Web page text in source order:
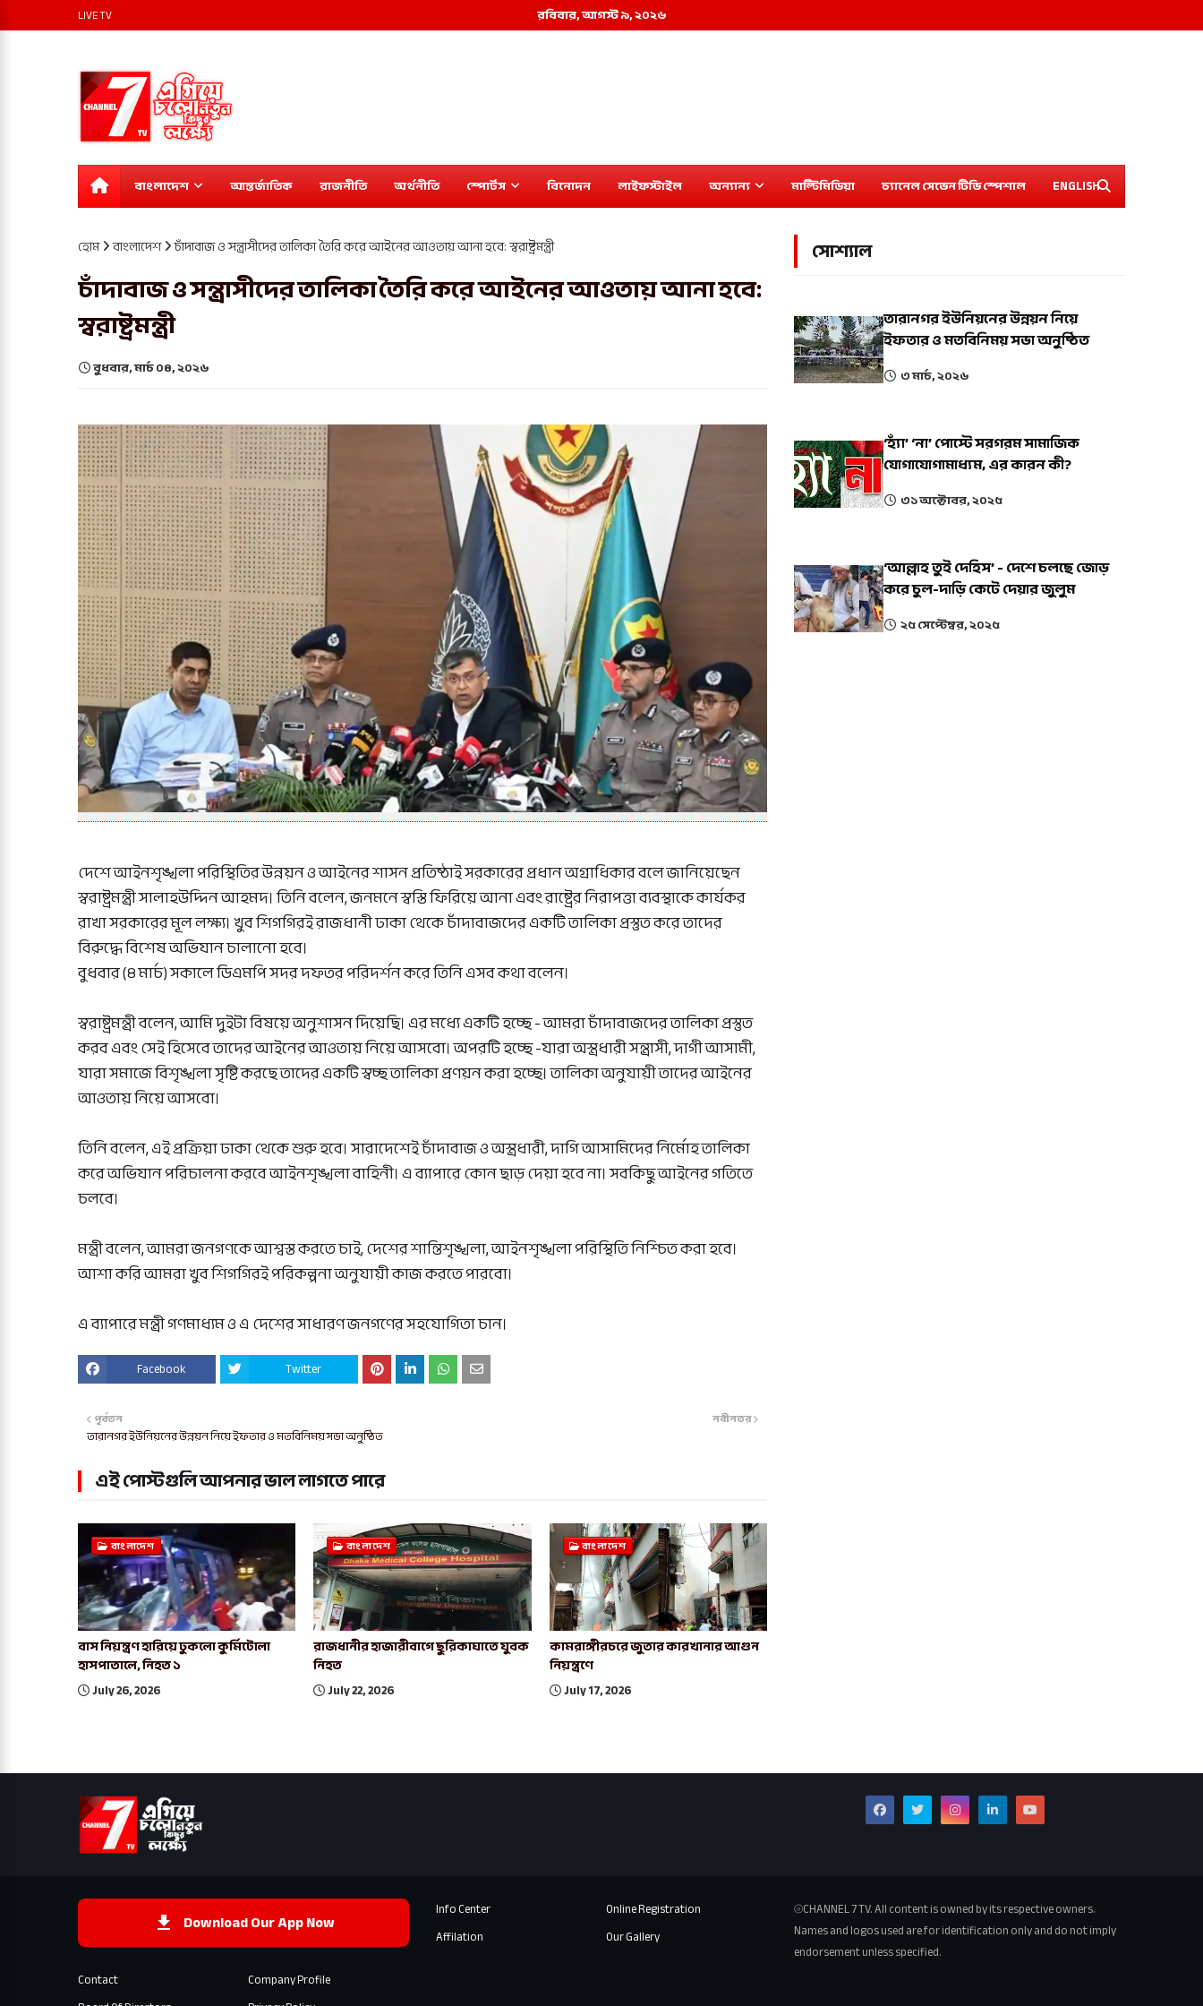
রবিবার, আগস্ট ৯, ২০২৬
LIVE TV
বাংলাদেশ আন্তর্জাতিক রাজনীতি অর্থনীতি স্পোর্টস বিনোদন লাইফস্টাইল অন্যান্য মাল্টিমিডিয়া চ্যানেল সেভেন টিভি স্পেশাল ENGLISH
হোম বাংলাদেশ চাঁদাবাজ ও সন্ত্রাসীদের তালিকা তৈরি করে আইনের আওতায় আনা হবে: স্বরাষ্ট্রমন্ত্রী
চাঁদাবাজ ও সন্ত্রাসীদের তালিকা তৈরি করে আইনের আওতায় আনা হবে:
স্বরাষ্ট্রমন্ত্রী
বুধবার, মার্চ ০৪, ২০২৬
দেশে আইনশৃঙ্খলা পরিস্থিতির উন্নয়ন ও আইনের শাসন প্রতিষ্ঠাই সরকারের প্রধান অগ্রাধিকার বলে জানিয়েছেন
স্বরাষ্ট্রমন্ত্রী সালাহউদ্দিন আহমদ। তিনি বলেন, জনমনে স্বস্তি ফিরিয়ে আনা এবং রাষ্ট্রের নিরাপত্তা ব্যবস্থাকে কার্যকর
রাখা সরকারের মূল লক্ষ্য। খুব শিগগিরই রাজধানী ঢাকা থেকে চাঁদাবাজদের একটি তালিকা প্রস্তুত করে তাদের
বিরুদ্ধে বিশেষ অভিযান চালানো হবে।
বুধবার (৪ মার্চ) সকালে ডিএমপি সদর দফতর পরিদর্শন করে তিনি এসব কথা বলেন।
স্বরাষ্ট্রমন্ত্রী বলেন, আমি দুইটা বিষয়ে অনুশাসন দিয়েছি। এর মধ্যে একটি হচ্ছে - আমরা চাঁদাবাজদের তালিকা প্রস্তুত
করব এবং সেই হিসেবে তাদের আইনের আওতায় নিয়ে আসবো। অপরটি হচ্ছে -যারা অস্ত্রধারী সন্ত্রাসী, দাগী আসামী,
যারা সমাজে বিশৃঙ্খলা সৃষ্টি করছে তাদের একটি স্বচ্ছ তালিকা প্রণয়ন করা হচ্ছে। তালিকা অনুযায়ী তাদের আইনের
আওতায় নিয়ে আসবো।
তিনি বলেন, এই প্রক্রিয়া ঢাকা থেকে শুরু হবে। সারাদেশেই চাঁদাবাজ ও অস্ত্রধারী, দাগি আসামিদের নির্মোহ তালিকা
করে অভিযান পরিচালনা করবে আইনশৃঙ্খলা বাহিনী। এ ব্যাপারে কোন ছাড় দেয়া হবে না। সবকিছু আইনের গতিতে
চলবে।
মন্ত্রী বলেন, আমরা জনগণকে আশ্বস্ত করতে চাই, দেশের শান্তিশৃঙ্খলা, আইনশৃঙ্খলা পরিস্থিতি নিশ্চিত করা হবে।
আশা করি আমরা খুব শিগগিরই পরিকল্পনা অনুযায়ী কাজ করতে পারবো।
এ ব্যাপারে মন্ত্রী গণমাধ্যম ও এ দেশের সাধারণ জনগণের সহযোগিতা চান।
Facebook Twitter
নবীনতর
পূর্বতন
তারানগর ইউনিয়নের উন্নয়ন নিয়ে ইফতার ও মতবিনিময় সভা অনুষ্ঠিত
এই পোস্টগুলি আপনার ভাল লাগতে পারে
বাংলাদেশ
বাস নিয়ন্ত্রণ হারিয়ে ঢুকলো কুর্মিটোলা
হাসপাতালে, নিহত ১
July 26, 2026
বাংলাদেশ
রাজধানীর হাজারীবাগে ছুরিকাঘাতে যুবক
নিহত
July 22, 2026
বাংলাদেশ
কামরাঙ্গীরচরে জুতার কারখানার আগুন
নিয়ন্ত্রণে
July 17, 2026
সোশ্যাল
তারানগর ইউনিয়নের উন্নয়ন নিয়ে
ইফতার ও মতবিনিময় সভা অনুষ্ঠিত
৩ মার্চ, ২০২৬
‘হ্যাঁ’ ‘না’ পোস্টে সরগরম সামাজিক
যোগাযোগামাধ্যম, এর কারন কী?
৩১ অক্টোবর, ২০২৫
‘আল্লাহ তুই দেহিস’ - দেশে চলছে জোড়
করে চুল-দাড়ি কেটে দেয়ার জুলুম
২৫ সেপ্টেম্বর, ২০২৫
Download Our App Now
Contact
Company Profile
Info Center
Online Registration
Affilation
Our Gallery
⦾CHANNEL 7 TV. All content is owned by its respective owners.
Names and logos used are for identification only and do not imply
endorsement unless specified.